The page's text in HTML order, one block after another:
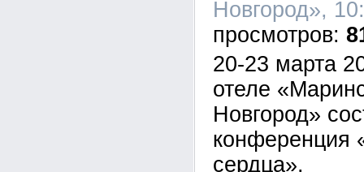
Новгород»,
20-23 марта
отеле
Новгород»
конференция
сердца».